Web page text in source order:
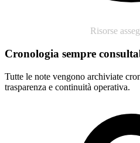
Cronologia sempre
Tutte le note vengono archiviate
trasparenza e continuità operativa.